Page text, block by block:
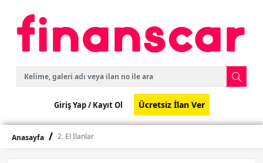
Giriş Yap /Kayıt Ol Ücretsiz İlan Ver
Anasayfa 2. El İlanlar